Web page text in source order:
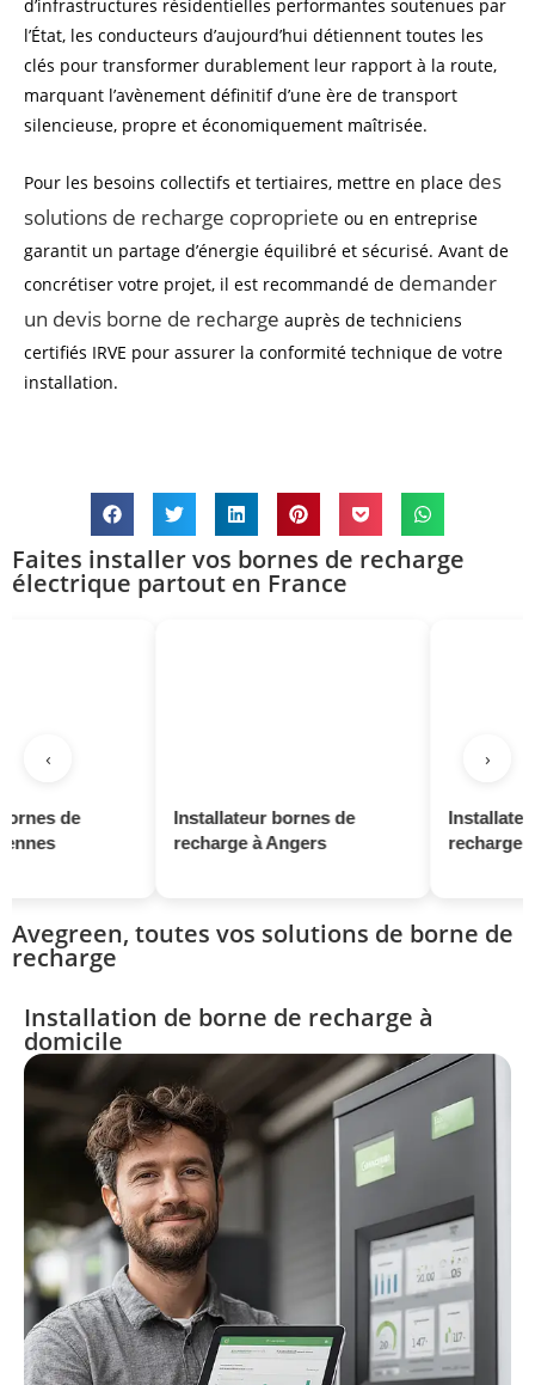
d’infrastructures résidentielles performantes soutenues par
l’État, les conducteurs d’aujourd’hui détiennent toutes les
clés pour transformer durablement leur rapport à la route,
marquant l’avènement définitif d’une ère de transport
silencieuse, propre et économiquement maîtrisée.
Pour les besoins collectifs et tertiaires, mettre en place des
solutions de recharge copropriete ou en entreprise
garantit un partage d’énergie équilibré et sécurisé. Avant de
concrétiser votre projet, il est recommandé de demander
un devis borne de recharge auprès de techniciens
certifiés IRVE pour assurer la conformité technique de votre
installation.
Faites installer vos bornes de recharge
électrique partout en France
Installateur bornes de
recharge à Angers
Installateur bornes
recharge à Saint-
‹ ›
Avegreen, toutes vos solutions de borne de
recharge
Installation de borne de recharge à
domicile